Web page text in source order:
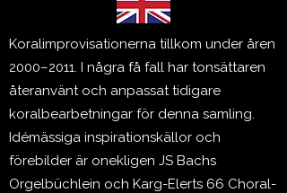
Koralimprovisationerna tillkom under åren
2000–2011. I några få fall har tonsättaren
återanvänt och anpassat tidigare
koralbearbetningar för denna samling.
Idémässiga inspirationskällor och
förebilder är onekligen JS Bachs
Orgelbüchlein och Karg-Elerts 66 Choral-